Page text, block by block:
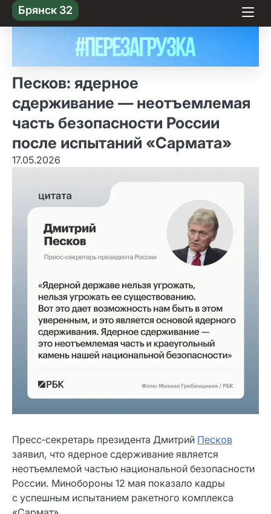
Skip
to content
Брянск 32
Песков: ядерное
сдерживание — неотъемлемая
часть безопасности России
после испытаний «Сармата»
17.05.2026
Пресс‑секретарь президента Дмитрий Песков
заявил, что ядерное сдерживание является
неотъемлемой частью национальной безопасности
России. Минобороны 12 мая показало кадры
с успешным испытанием ракетного комплекса